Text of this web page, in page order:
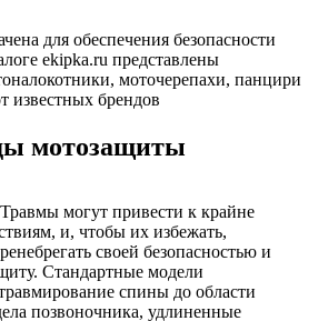
для обеспечения безопасности
ekipka.ru представлены
моточерепахи, панцири
известных брендов
мотозащиты
Травмы могут привести к крайне
и, чтобы их избежать,
своей безопасностью и
Стандартные модели
спины до области
позвоночника, удлиненные